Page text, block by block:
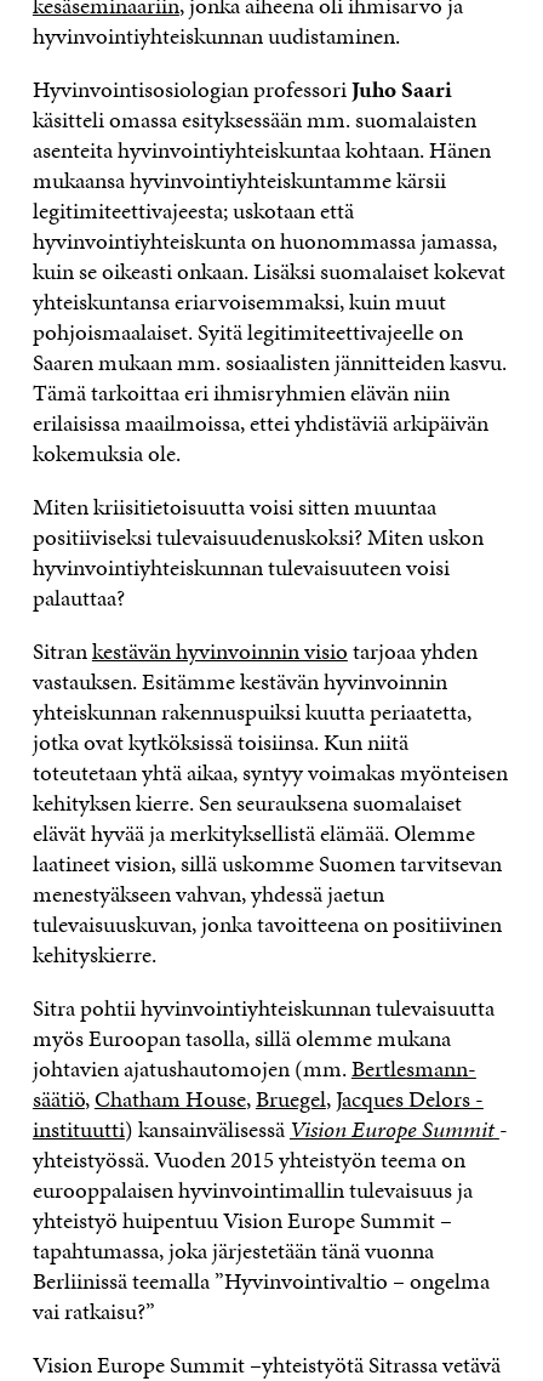
hyvinvointiyhteiskunnan uudistaminen.
Hyvinvointisosiologian professoriJuho Saari
käsitteli omassa esityksessään mm. suomalaisten
asenteita hyvinvointiyhteiskuntaa kohtaan. Hänen
mukaansa hyvinvointiyhteiskuntamme kärsii
legitimiteettivajeesta; uskotaan että
hyvinvointiyhteiskunta on huonommassa jamassa,
kuin se oikeasti onkaan. Lisäksi suomalaiset kokevat
yhteiskuntansa eriarvoisemmaksi, kuin muut
pohjoismaalaiset. Syitä legitimiteettivajeelle on
Saaren mukaan mm. sosiaalisten jännitteiden kasvu.
Tämä tarkoittaa eri ihmisryhmien elävän niin
erilaisissa maailmoissa, ettei yhdistäviä arkipäivän
kokemuksia ole.
Miten kriisitietoisuutta voisi sitten muuntaa
positiiviseksi tulevaisuudenuskoksi? Miten uskon
hyvinvointiyhteiskunnan tulevaisuuteen voisi
palauttaa?
Sitrankestävän hyvinvoinnin visiotarjoaa yhden
vastauksen. Esitämme kestävän hyvinvoinnin
yhteiskunnan rakennuspuiksi kuutta periaatetta,
jotka ovat kytköksissä toisiinsa. Kun niitä
toteutetaan yhtä aikaa, syntyy voimakas myönteisen
kehityksen kierre. Sen seurauksena suomalaiset
elävät hyvää ja merkityksellistä elämää. Olemme
laatineet vision, sillä uskomme Suomen tarvitsevan
menestyäkseen vahvan, yhdessä jaetun
tulevaisuuskuvan, jonka tavoitteena on positiivinen
kehityskierre.
Sitra pohtii hyvinvointiyhteiskunnan tulevaisuutta
myös Euroopan tasolla, sillä olemme mukana
johtavien ajatushautomojen (mm.Bertlesmann-
säätiö,Chatham House,Bruegel,Jacques Delors -
instituutti) kansainvälisessä Vision Europe Summit-
yhteistyössä. Vuoden 2015 yhteistyön teema on
eurooppalaisen hyvinvointimallin tulevaisuus ja
yhteistyö huipentuu Vision Europe Summit –
tapahtumassa, joka järjestetään tänä vuonna
Berliinissä teemalla ”Hyvinvointivaltio – ongelma
vai ratkaisu?”
Vision Europe Summit –yhteistyötä Sitrassa vetävä